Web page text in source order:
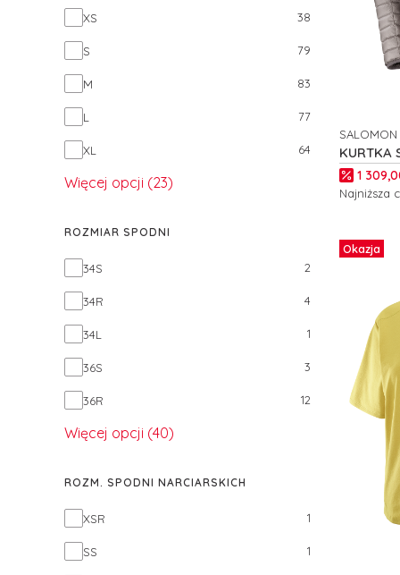
Rozmiar odzieży
XS 38
S 79
M 83
L 77
XL 64
Więcej opcji (23)
ROZMIAR SPODNI
Rozmiar spodni
34S 2
34R 4
34L 1
36S 3
36R 12
Więcej opcji (40)
ROZM. SPODNI NARCIARSKICH
Rozm. spodni narciarskich
XSR 1
SS 1
KURTKA
DOWN
PRODUCENT
SALOMON
Cena
1
Najniższa
Okazja